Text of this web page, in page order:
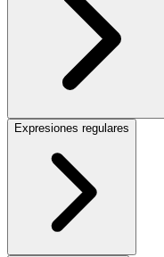
Expresiones regulares